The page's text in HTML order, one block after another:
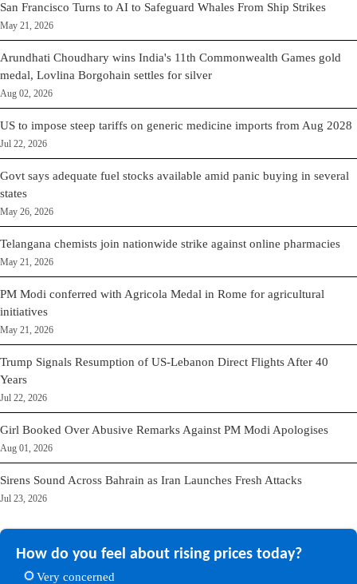
San Francisco Turns to AI to Safeguard Whales From Ship Strikes
May 21, 2026
Arundhati Choudhary wins India's 11th Commonwealth Games gold
medal, Lovlina Borgohain settles for silver
Aug 02, 2026
US to impose steep tariffs on generic medicine imports from Aug 2028
Jul 22, 2026
Govt says adequate fuel stocks available amid panic buying in several
states
May 26, 2026
Telangana chemists join nationwide strike against online pharmacies
May 21, 2026
PM Modi conferred with Agricola Medal in Rome for agricultural
initiatives
May 21, 2026
Trump Signals Resumption of US-Lebanon Direct Flights After 40
Years
Jul 22, 2026
Girl Booked Over Abusive Remarks Against PM Modi Apologises
Aug 01, 2026
Sirens Sound Across Bahrain as Iran Launches Fresh Attacks
Jul 23, 2026
How do you feel about rising prices today?
Very concerned